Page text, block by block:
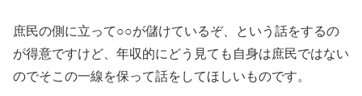
庶民の側に立って○○が儲けているぞ、という話をするの
が得意ですけど、年収的にどう見ても自身は庶民ではない
のでそこの一線を保って話をしてほしいものです。